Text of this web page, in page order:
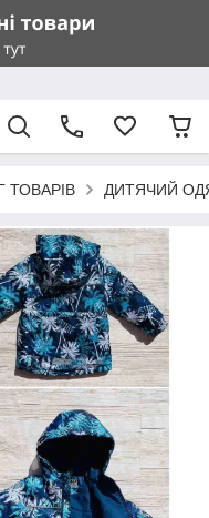
ТОВАРІВ ДИТЯЧИЙ